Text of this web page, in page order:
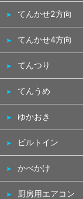
てんかせ2方向
てんかせ4方向
てんつり
てんうめ
ゆかおき
ビルトイン
かべかけ
厨房用エアコン